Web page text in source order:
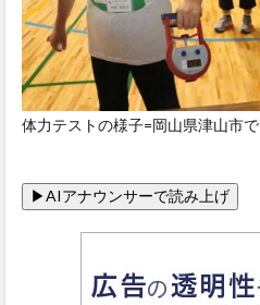
体力テストの様子=岡山県津山市で